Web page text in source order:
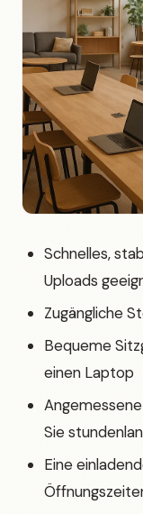
Schnelles,
Uploads
Zugängliche
Bequeme
einen Laptop
Sie
Eine